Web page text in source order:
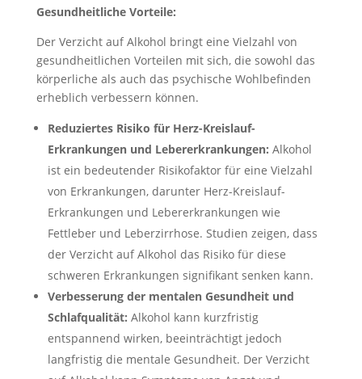
Gesundheitliche Vorteile:
Der Verzicht auf Alkohol bringt eine Vielzahl von
gesundheitlichen Vorteilen mit sich, die sowohl das
körperliche als auch das psychische Wohlbefinden
erheblich verbessern können.
Reduziertes Risiko für Herz-Kreislauf-
Erkrankungen und Lebererkrankungen: Alkohol
ist ein bedeutender Risikofaktor für eine Vielzahl
von Erkrankungen, darunter Herz-Kreislauf-
Erkrankungen und Lebererkrankungen wie
Fettleber und Leberzirrhose. Studien zeigen, dass
der Verzicht auf Alkohol das Risiko für diese
schweren Erkrankungen signifikant senken kann.
Verbesserung der mentalen Gesundheit und
Schlafqualität: Alkohol kann kurzfristig
entspannend wirken, beeinträchtigt jedoch
langfristig die mentale Gesundheit. Der Verzicht